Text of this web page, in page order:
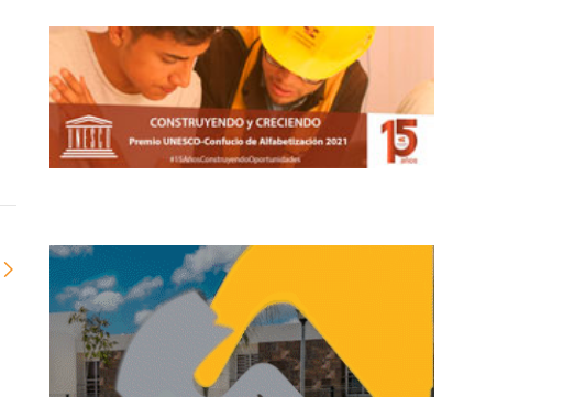
CDMX y el reto de compensar el impasse del
sector